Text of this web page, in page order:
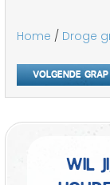
Home / Droge
Volgende grap
Wil